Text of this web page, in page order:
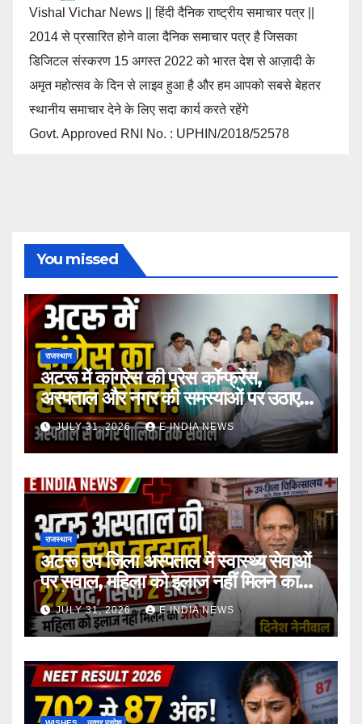
Vishal Vichar News || हिंदी दैनिक राष्ट्रीय समाचार पत्र ||
2014 से प्रसारित होने वाला दैनिक समाचार पत्र है जिसका
डिजिटल संस्करण 15 अगस्त 2022 को भारत देश से आज़ादी के
अमृत महोत्सव के दिन से लाइव हुआ है और हम आपको सबसे बेहतर
स्थानीय समाचार देने के लिए सदा कार्य करते रहेंगे
Govt. Approved RNI No. : UPHIN/2018/52578
You missed
राजस्थान
अटरू में कांग्रेस की प्रेस कॉन्फ्रेंस,
अस्पताल और नगर की समस्याओं पर उठाए
सवाल
JULY 31, 2026 E INDIA NEWS
राजस्थान
अटरू उप जिला अस्पताल में स्वास्थ्य सेवाओं
पर सवाल, महिला को इलाज नहीं मिलने का
आरोप
JULY 31, 2026 E INDIA NEWS